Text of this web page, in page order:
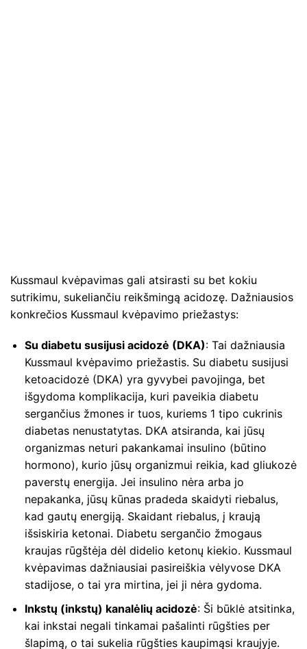
Kussmaul kvėpavimas gali atsirasti su bet kokiu
sutrikimu, sukeliančiu reikšmingą acidozę. Dažniausios
konkrečios Kussmaul kvėpavimo priežastys:
Su diabetu susijusi acidozė (DKA): Tai dažniausia
Kussmaul kvėpavimo priežastis. Su diabetu susijusi
ketoacidozė (DKA) yra gyvybei pavojinga, bet
išgydoma komplikacija, kuri paveikia diabetu
sergančius žmones ir tuos, kuriems 1 tipo cukrinis
diabetas nenustatytas. DKA atsiranda, kai jūsų
organizmas neturi pakankamai insulino (būtino
hormono), kurio jūsų organizmui reikia, kad gliukozė
paverstų energija. Jei insulino nėra arba jo
nepakanka, jūsų kūnas pradeda skaidyti riebalus,
kad gautų energiją. Skaidant riebalus, į kraują
išsiskiria ketonai. Diabetu sergančio žmogaus
kraujas rūgštėja dėl didelio ketonų kiekio. Kussmaul
kvėpavimas dažniausiai pasireiškia vėlyvose DKA
stadijose, o tai yra mirtina, jei ji nėra gydoma.
Inkstų (inkstų) kanalėlių acidozė: Ši būklė atsitinka,
kai inkstai negali tinkamai pašalinti rūgšties per
šlapimą, o tai sukelia rūgšties kaupimąsi kraujyje.